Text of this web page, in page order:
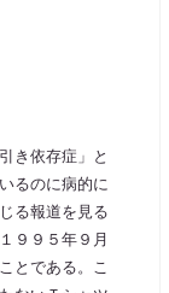
き依存症」と
るのに病的に
る報道を見る
９９５年９月
とである。こ